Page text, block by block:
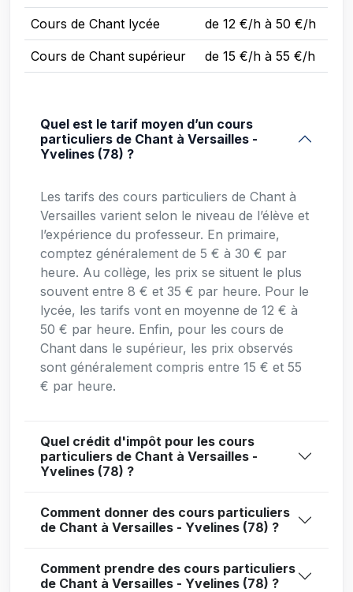
Cours de Chant lycée de 12 €/h à 50 €/h
Cours de Chant supérieur de 15 €/h à 55 €/h
Quel est le tarif moyen d’un cours
particuliers de Chant à Versailles -
Yvelines (78) ?
Les tarifs des cours particuliers de Chant à
Versailles varient selon le niveau de l’élève et
l’expérience du professeur. En primaire,
comptez généralement de 5 € à 30 € par
heure. Au collège, les prix se situent le plus
souvent entre 8 € et 35 € par heure. Pour le
lycée, les tarifs vont en moyenne de 12 € à
50 € par heure. Enfin, pour les cours de
Chant dans le supérieur, les prix observés
sont généralement compris entre 15 € et 55
€ par heure.
Quel crédit d'impôt pour les cours
particuliers de Chant à Versailles -
Yvelines (78) ?
Comment donner des cours particuliers
de Chant à Versailles - Yvelines (78) ?
Comment prendre des cours particuliers
de Chant à Versailles - Yvelines (78) ?